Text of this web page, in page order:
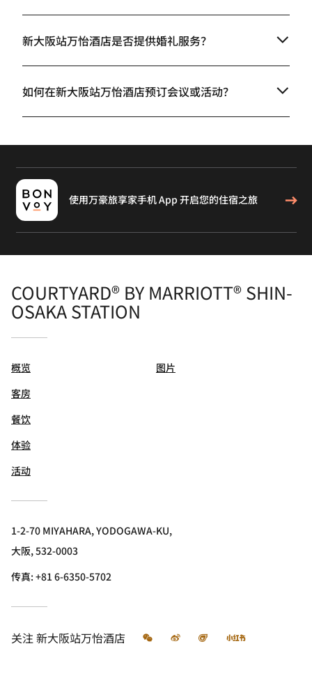
新大阪站万怡酒店是否提供婚礼服务？
如何在新大阪站万怡酒店预订会议或活动？
使用万豪旅享家手机 App 开启您的住宿之旅
COURTYARD® BY MARRIOTT® SHIN-
OSAKA STATION
概览
客房
餐饮
体验
活动
图片
1-2-70 MIYAHARA, YODOGAWA-KU,
大阪, 532-0003
传真:+81 6-6350-5702
关注 新大阪站万怡酒店 微信 微博 飞猪 小红书